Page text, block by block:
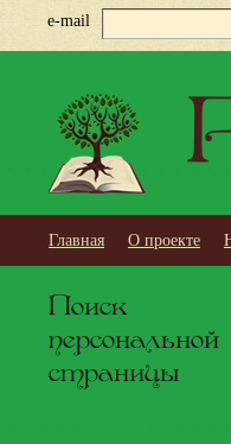
e-mail
Главная О проекте
Поиск
персональной
страницы